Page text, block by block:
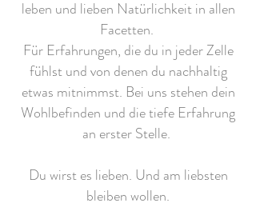
leben und lieben Natürlichkeit in allen
Facetten.
Für Erfahrungen, die du in jeder Zelle
fühlst und von denen du nachhaltig
etwas mitnimmst. Bei uns stehen dein
Wohlbefinden und die tiefe Erfahrung
an erster Stelle.
Du wirst es lieben. Und am liebsten
bleiben wollen.